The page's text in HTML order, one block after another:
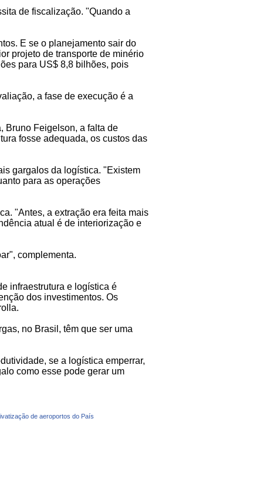
de fiscalização. "Quando a
E se o planejamento sair do
projeto de transporte de minério
para US$ 8,8 bilhões, pois
a fase de execução é a
Bruno Feigelson, a falta de
fosse adequada, os custos das
gargalos da logística. "Existem
para as operações
"Antes, a extração era feita mais
atual é de interiorização e
complementa.
infraestrutura e logística é
dos investimentos. Os
no Brasil, têm que ser uma
se a logística emperrar,
como esse pode gerar um
de aeroportos do País